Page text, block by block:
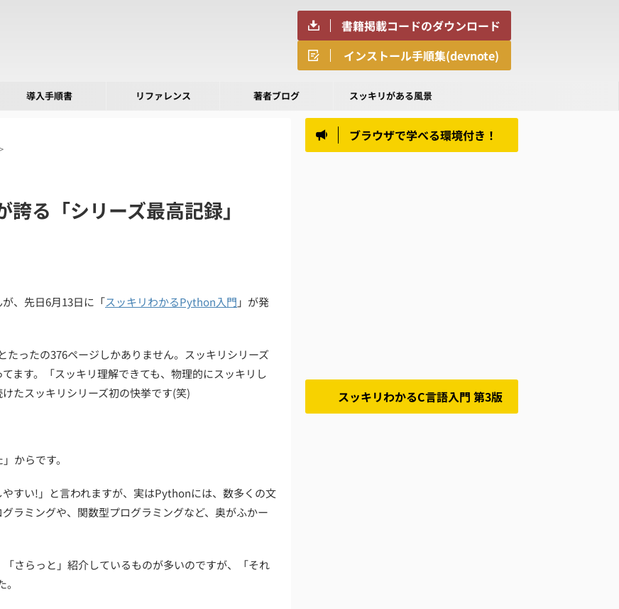
書籍掲載コードのダウンロード
インストール手順集(devnote)
導入手順書 リファレンス 著者ブログ スッキリがある風景
る「シリーズ最高記録」
、先日6月13日に「スッキリわかるPython入門 」が発
ったの376ページしかありません。スッキリシリーズ
ます。「スッキリ理解できても、物理的にスッキリし
たスッキリシリーズ初の快挙です(笑)
からです。
すい!」と言われますが、実はPythonには、数多くの文
ラミングや、関数型プログラミングなど、奥がふかー
さらっと」紹介しているものが多いのですが、「それ
ブラウザで学べる環境付き！
スッキリわかるC言語入門 第3版